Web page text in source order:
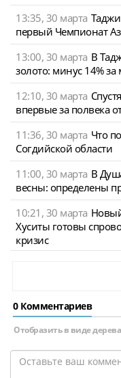
13:35, 30 марта
первый Чемпионат
13:00, 30 марта В
золото: минус 14% за
12:10, 30 марта
впервые за полвека
11:36, 30 марта Что
Согдийской области
11:00, 30 марта В
весны: определены
10:21, 30 марта
Хуситы готовы
кризис
0 Комментариев
Отобразить в виде дерева